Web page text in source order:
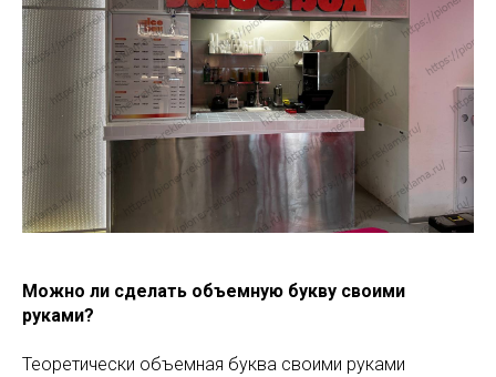
Можно ли сделать объемную букву своими
руками?
Теоретически объемная буква своими руками